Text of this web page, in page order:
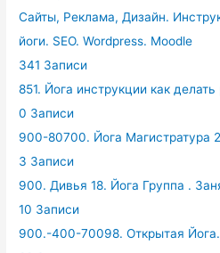
Сайты, Реклама, Дизайн.
йоги. SEO. Wordpress. Moodle
341 Записи
851. Йога инструкции как
0 Записи
900-80700. Йога Магистратура
3 Записи
900. Дивья 18. Йога Группа .
10 Записи
900.-400-70098. Открытая